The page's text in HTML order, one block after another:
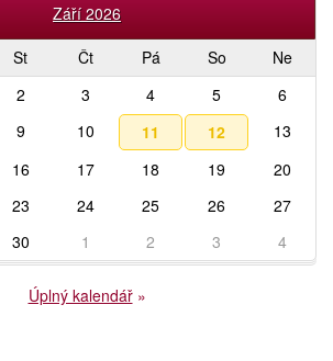
Září 2026
St Čt Pá So
Ne
2 3 4 5
6
9 10 11 12
13
16 17 18 19
20
23 24 25 26
27
30 1 2 3 4
Úplný kalendář»